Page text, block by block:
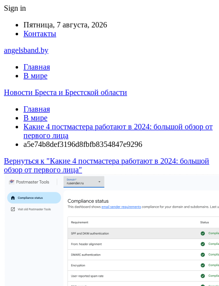
Sign in
Пятница, 7 августа, 2026
Контакты
angelsband.by
Главная
В мире
Новости Бреста и Брестской области
Главная
В мире
Какие 4 постмастера работают в 2024: большой обзор от
первого лица
a5e74b8def3196d8fbfb8354847e9296
Вернуться к "Какие 4 постмастера работают в 2024: большой
обзор от первого лица"